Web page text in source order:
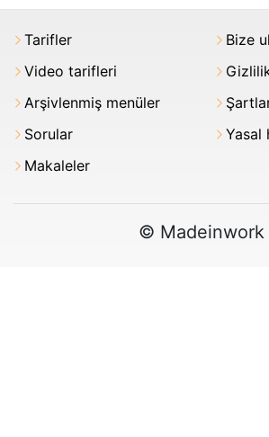
Tarifler
Video tarifleri
Arşivlenmiş menüler
Sorular
Makaleler
Bize
Yasal
© Madeinwork